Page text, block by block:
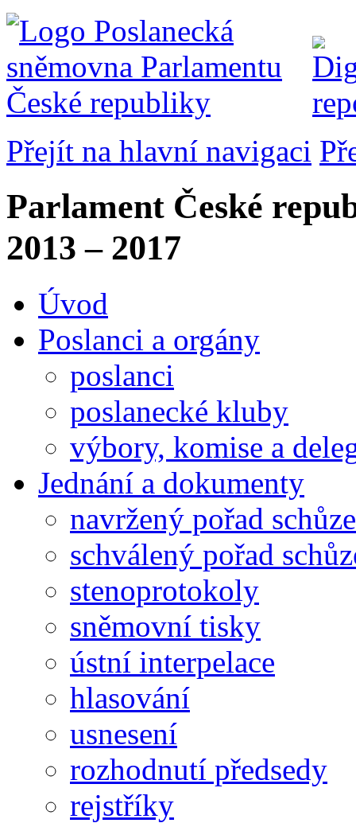
Přejít na hlavní navigaci
Parlament České
2013 – 2017
Úvod
Poslanci a orgány
poslanci
poslanecké kluby
výbory, komise a
Jednání a dokumenty
navržený pořad schůze
schválený pořad
stenoprotokoly
sněmovní tisky
ústní interpelace
hlasování
usnesení
rozhodnutí předsedy
rejstříky